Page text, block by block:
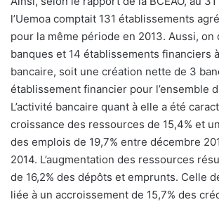
l’Uemoa comptait 131 établissements
pour la même période en 2013. Aussi, on
banques et 14 établissements financiers
bancaire, soit une création nette de 3
établissement financier pour l’ensemble
L’activité bancaire quant à elle a été
croissance des ressources de 15,4% et
des emplois de 19,7% entre décembre
2014. L’augmentation des ressources
de 16,2% des dépôts et emprunts. Celle
liée à un accroissement de 15,7% des